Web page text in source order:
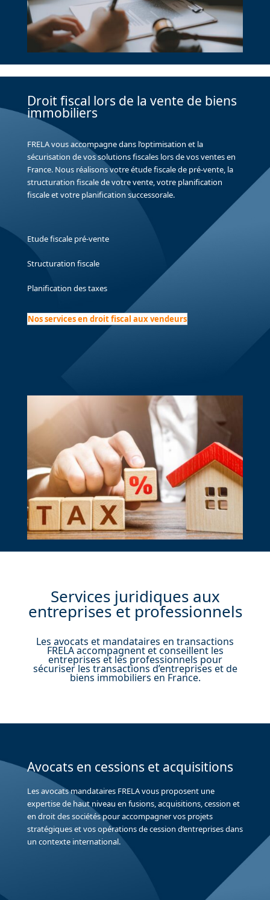
Droit fiscal lors de la vente de biens
immobiliers
FRELA vous accompagne dans l’optimisation et la
sécurisation de vos solutions fiscales lors de vos ventes en
France. Nous réalisons votre étude fiscale de pré-vente, la
structuration fiscale de votre vente, votre planification
fiscale et votre planification successorale.
Etude fiscale pré-vente
Structuration fiscale
Planification des taxes
Nos services en droit fiscal aux vendeurs
Services juridiques aux
entreprises et professionnels
Les avocats et mandataires en transactions
FRELA accompagnent et conseillent les
entreprises et les professionnels pour
sécuriser les transactions d’entreprises et de
biens immobiliers en France.
Avocats en cessions et acquisitions
Les avocats mandataires FRELA vous proposent une
expertise de haut niveau en fusions, acquisitions, cession et
en droit des sociétés pour accompagner vos projets
stratégiques et vos opérations de cession d’entreprises dans
un contexte international.